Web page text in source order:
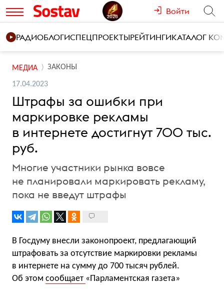
Войти
РАДИОБЛОГИСПЕЦПРОЕКТЫРЕЙТИНГИКАТАЛОГ
МЕДИА ЗАКОНЫ
17.04.2023
Штрафы за ошибки при
маркировке рекламы
в интернете достигнут 700 тыс.
руб.
Многие участники рынка вовсе
не планировали маркировать рекламу,
пока не введут штрафы
В Госдуму внесли законопроект, предлагающий
штрафовать за отсутствие маркировки рекламы
в интернете на сумму до 700 тысяч рублей.
Об этом сообщает «Парламентская газета»